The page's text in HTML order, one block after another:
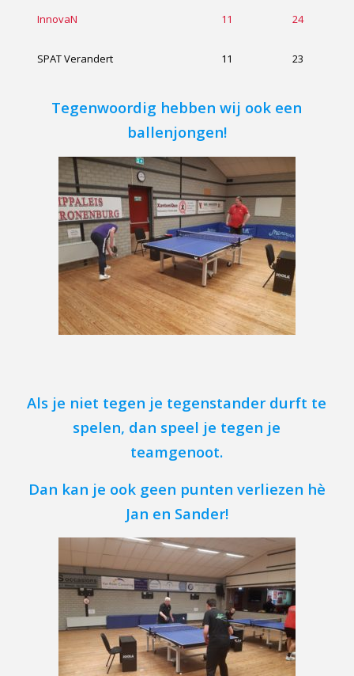
InnovaN 11 24
SPAT Verandert 11 23
Tegenwoordig hebben wij ook een
ballenjongen!
Als je niet tegen je tegenstander durft te
spelen, dan speel je tegen je
teamgenoot.
Dan kan je ook geen punten verliezen hè
Jan en Sander!